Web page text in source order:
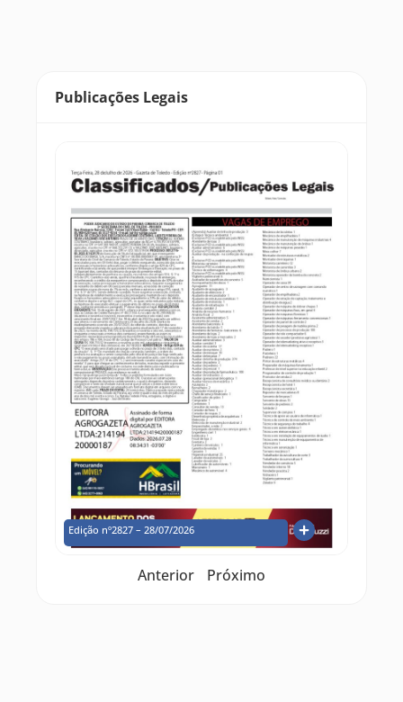
Publicações Legais
Edição nº2827 – 28/07/2026
Anterior Próximo